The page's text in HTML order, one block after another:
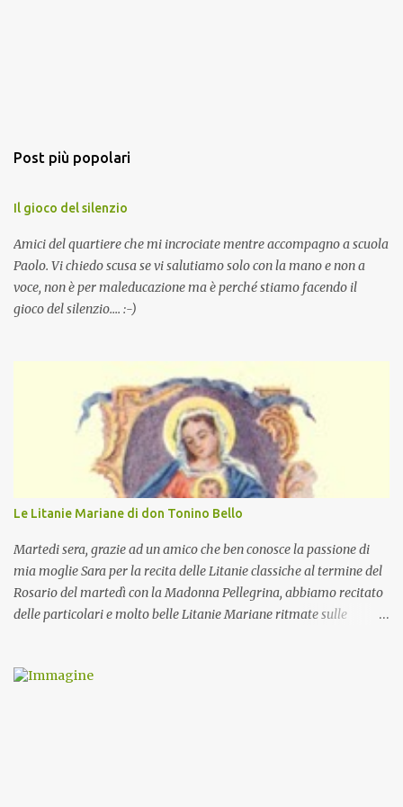
Post più popolari
Il gioco del silenzio
Amici del quartiere che mi incrociate mentre accompagno a scuola
Paolo. Vi chiedo scusa se vi salutiamo solo con la mano e non a
voce, non è per maleducazione ma è perché stiamo facendo il
gioco del silenzio.... :-)
Le Litanie Mariane di don Tonino Bello
Martedi sera, grazie ad un amico che ben conosce la passione di
mia moglie Sara per la recita delle Litanie classiche al termine del
Rosario del martedì con la Madonna Pellegrina, abbiamo recitato
delle particolari e molto belle Litanie Mariane ritmate sulle
preghiera.